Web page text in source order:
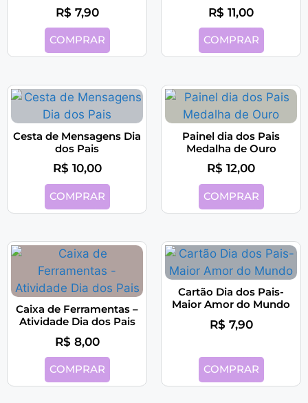
R$ 7,90
COMPRAR
R$ 11,00
COMPRAR
Cesta de Mensagens Dia
dos Pais
R$ 10,00
COMPRAR
Painel dia dos Pais
Medalha de Ouro
R$ 12,00
COMPRAR
Caixa de Ferramentas –
Atividade Dia dos Pais
R$ 8,00
COMPRAR
Cartão Dia dos Pais-
Maior Amor do Mundo
R$ 7,90
COMPRAR